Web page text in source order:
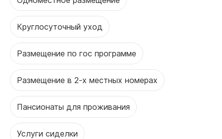
Круглосуточный уход
Размещение по гос программе
Размещение в 2-х местных номерах
Пансионаты для проживания
Услуги сиделки